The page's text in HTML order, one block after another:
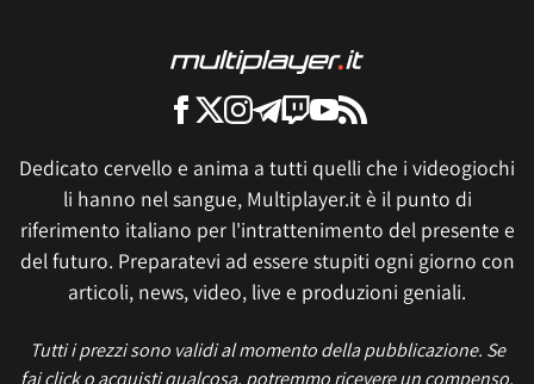
Dedicato cervello e anima a tutti quelli che i videogiochi
li hanno nel sangue, Multiplayer.it è il punto di
riferimento italiano per l'intrattenimento del presente e
del futuro. Preparatevi ad essere stupiti ogni giorno con
articoli, news, video, live e produzioni geniali.
Tutti i prezzi sono validi al momento della pubblicazione. Se
fai click o acquisti qualcosa, potremmo ricevere un compenso.